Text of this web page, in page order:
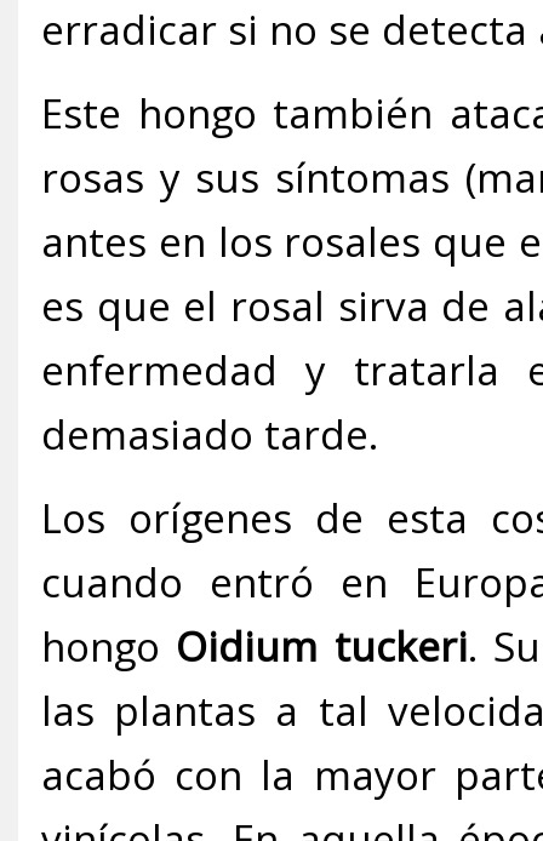
erradicar si no se
Este hongo también
rosas y sus síntomas
antes en los rosales que
es que el rosal sirva de
enfermedad y tratarla
demasiado tarde.
Los orígenes de esta
cuando entró en
hongo Oidium tuckeri.
las plantas a tal
acabó con la mayor